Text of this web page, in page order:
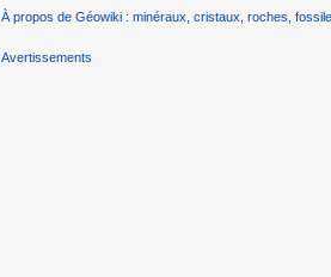
À propos de Géowiki : minéraux, cristaux, roches,
Avertissements